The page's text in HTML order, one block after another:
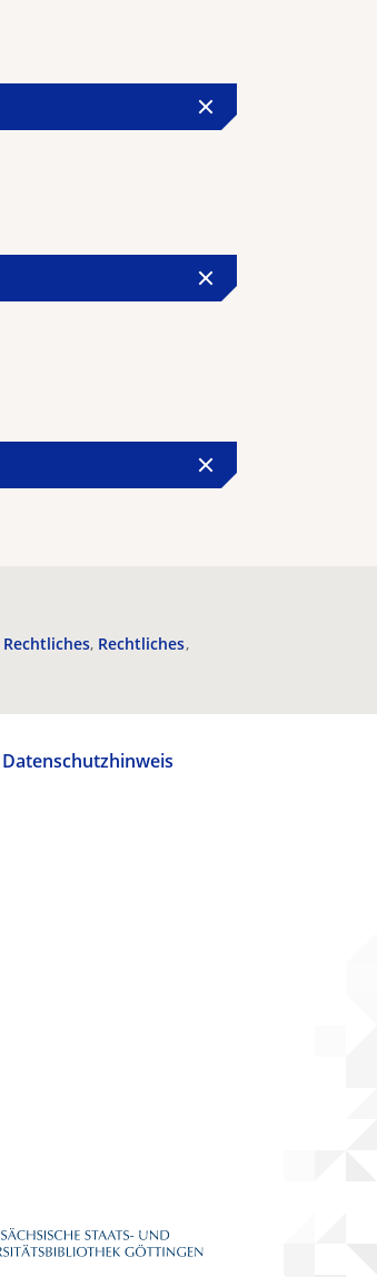
Rechtliches Rechtliches
Datenschutzhinweis